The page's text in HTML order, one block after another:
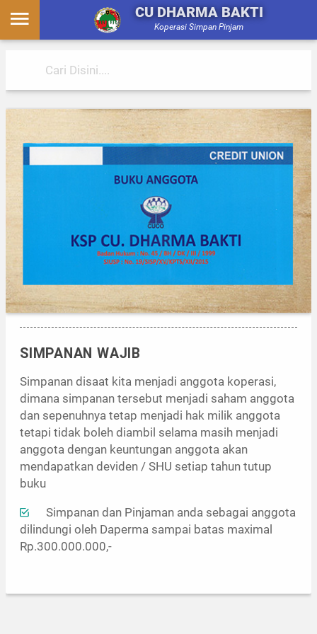
CU DHARMA BAKTI
Koperasi Simpan Pinjam
SIMPANAN WAJIB
Simpanan disaat kita menjadi anggota koperasi,
dimana simpanan tersebut menjadi saham anggota
dan sepenuhnya tetap menjadi hak milik anggota
tetapi tidak boleh diambil selama masih menjadi
anggota dengan keuntungan anggota akan
mendapatkan deviden / SHU setiap tahun tutup
buku
Simpanan dan Pinjaman anda sebagai anggota
dilindungi oleh Daperma sampai batas maximal
Rp.300.000.000,-